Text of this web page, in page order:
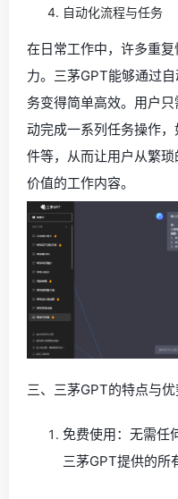
自动化流程与任务
在日常工作中，许多重
力。三茅GPT能够通过
务变得简单高效。用户
动完成一系列任务操作
件等，从而让用户从繁
价值的工作内容。
三、三茅GPT的特点与
免费使用：无需任
三茅GPT提供的所